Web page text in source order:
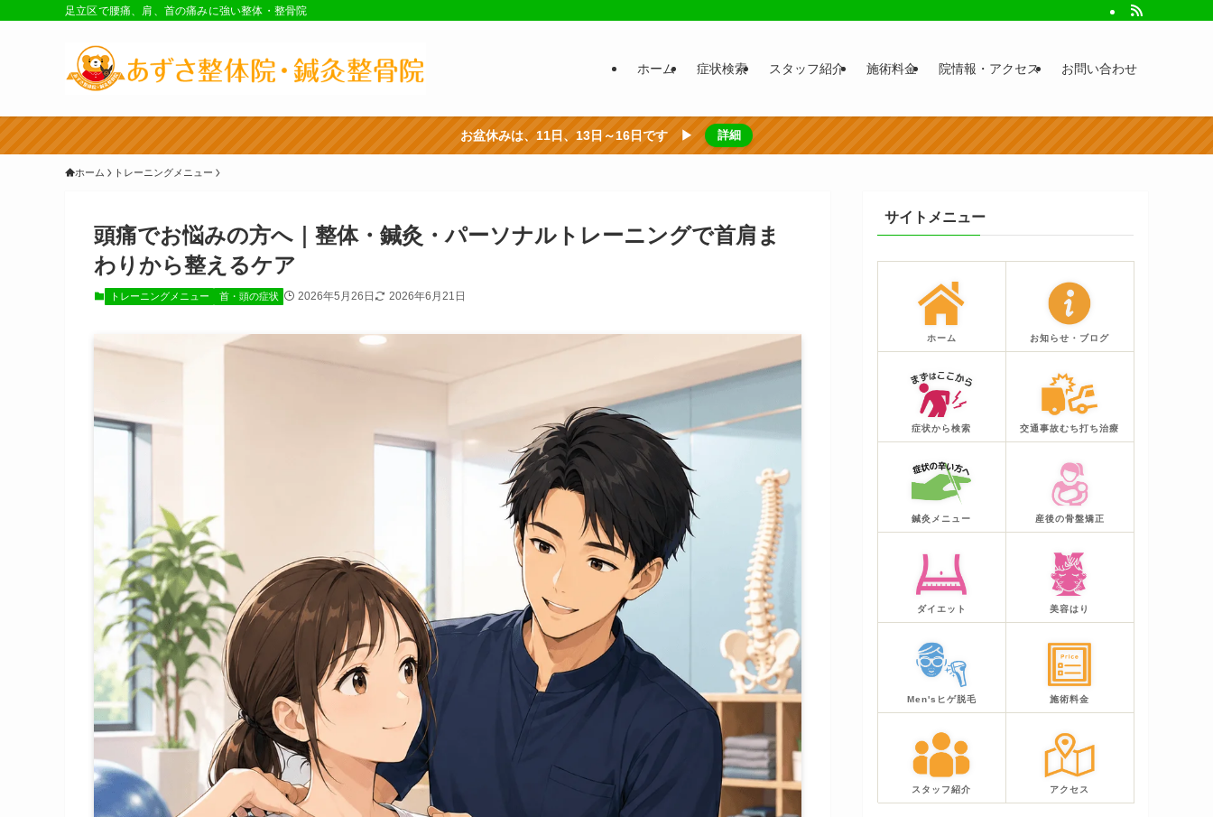
足立区で腰痛、肩、首の痛みに強い整体・整骨院
ホーム 症状検索 スタッフ紹介 施術料金 院情報・アクセス お問い合わせ
お盆休みは、11日、13日～16日です ▶ 詳細
ホーム トレーニングメニュー
頭痛でお悩みの方へ｜整体・鍼灸・パーソナルトレーニングで首肩ま
わりから整えるケア
トレーニングメニュー 首・頭の症状 2026年5月26日 2026年6月21日
サイトメニュー
ホーム お知らせ・ブログ
症状から検索 交通事故むち打ち治療
鍼灸メニュー 産後の骨盤矯正
ダイエット 美容はり
Men'sヒゲ脱毛 施術料金
スタッフ紹介 アクセス